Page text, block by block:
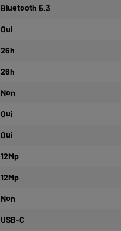
Bluetooth 5.3
Oui
26h
26h
Non
Oui
Oui
12Mp
12Mp
Non
USB-C